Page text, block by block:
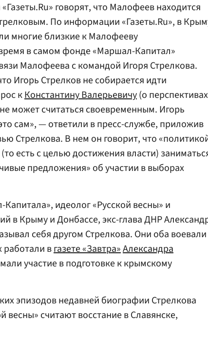
говорят, что Малофеев находится
По информации «Газеты.Ru», в
многие близкие к Малофееву
в самом фонде «Маршал-Капитал»
Малофеева с командой Игоря Стрелкова.
Игорь Стрелков не собирается идти
кКонстантину Валерьевичу(о перспективах
может считаться своевременным. Игорь
сам», — ответили в пресс-службе, приложив
Стрелкова. В нем он говорит, что
есть с целью достижения власти)
предложения» об участии в выборах
идеолог «Русской весны» и
в Крыму и Донбассе, экс-глава ДНР
себя другом Стрелкова. Они оба воевали
работали вгазете «Завтра»Александра
участие в подготовке к крымскому
эпизодов недавней биографии Стрелкова
весны» считают восстание в Славянске,